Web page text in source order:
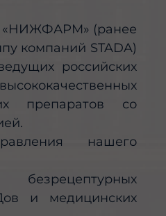
«НИЖФАРМ» (ранее
компаний STADA)
российских
препаратов со
нашего
и медицинских